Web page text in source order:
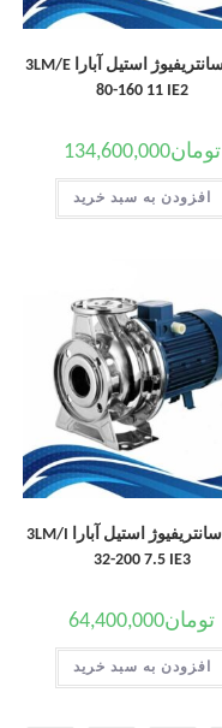
پمپ سانتریفیوژ استیل آبارا 3LM/E
80-160 11 IE2
تومان134,600,000
افزودن به سبد خرید
پمپ سانتریفیوژ استیل آبارا 3LM/I
32-200 7.5 IE3
تومان64,400,000
افزودن به سبد خرید